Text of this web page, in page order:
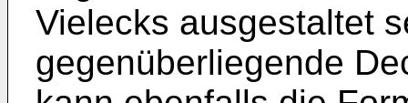
Vielecks ausgestaltet
gegenüberliegende